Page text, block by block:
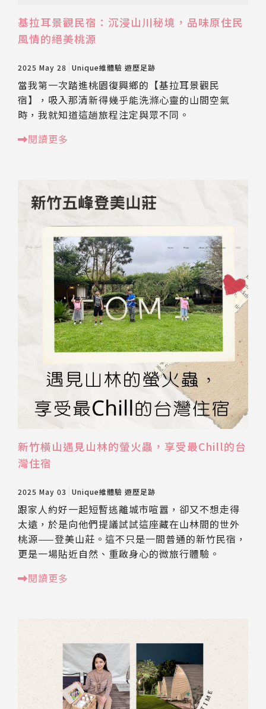
基拉耳景觀民宿：沉浸山川秘境，品味原住民
風情的絕美桃源
2025 May 28 Unique維體驗 遊歷足跡
當我第一次踏進桃園復興鄉的【基拉耳景觀民
宿】，吸入那清新得幾乎能洗滌心靈的山間空氣
時，我就知道這趟旅程注定與眾不同。
閱讀更多
新竹橫山遇見山林的螢火蟲，享受最Chill的台
灣住宿
2025 May 03 Unique維體驗 遊歷足跡
跟家人約好一起短暫逃離城市喧囂，卻又不想走得
太遠，於是向他們提議試試這座藏在山林間的世外
桃源——登美山莊。這不只是一間普通的新竹民宿，
更是一場貼近自然、重啟身心的微旅行體驗。
閱讀更多